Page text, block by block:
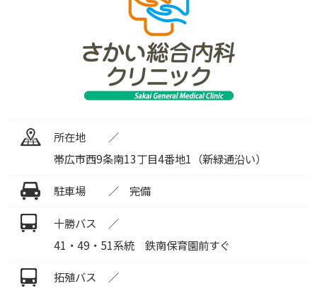
所在地
帯広市西9条南13丁目4番地1（新緑通沿い）
駐車場 完備
十勝バス
41・49・51系統 鉄南保育園前すぐ
拓殖バス